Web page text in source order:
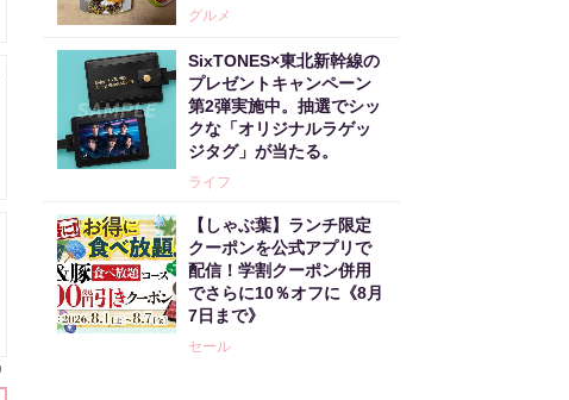
グルメ
SixTONES×東北新幹線の
プレゼントキャンペーン
第2弾実施中。抽選でシッ
クな「オリジナルラゲッ
ジタグ」が当たる。
ライフ
【しゃぶ葉】ランチ限定
クーポンを公式アプリで
配信！学割クーポン併用
でさらに10％オフに《8月
7日まで》
セール